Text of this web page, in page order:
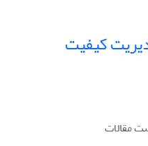
کیفیت
مقالات